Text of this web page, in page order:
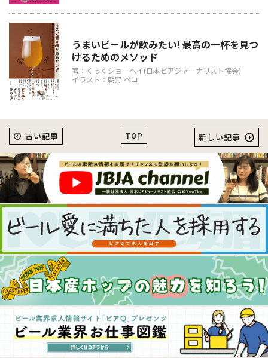
うまいビールが飲みたい! 最高の一杯を見つ
けるためのメソッド
著：くっくショーヘイ(日本ビアジャーナリスト協会)
イラスト：朝野 ペコ
TOP
古い記事 新しい記事